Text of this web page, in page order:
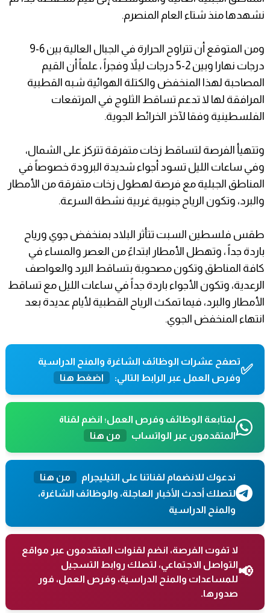
نشهدها منذ شتاء العام المنصرم.
ومن المتوقع أن تتراوح الحرارة في الجبال العالية بين 6-9
درجات نهارا وبين 2-5 درجات ليلاً وفجراً ، علماً أن القيم
المصاحبة لهذا المنخفض والكتلة الهوائية شبه القطبية
المرافقة لها لا تدعم تساقط الثلوج في المرتفعات
الفلسطينية وفقا لآخر الخرائط الجوية.
وتتهيأ الفرصة لتساقط زخات متفرقة تتركز على الشمال،
وفي ساعات الليل تسود أجواء شديدة البرودة خصوصاً في
المناطق الجبلية مع فرصة لهطول زخات متفرقة من الأمطار
والبرد، وتكون الرياح جنوبية غربية نشطة السرعة.
طقس فلسطين السبت تتأثر البلاد بمنخفض جوي ورياح
باردة جداً ، وتهطل الأمطار ابتداءً من العصر والمساء في
كافة المناطق وتكون مصحوبة بتساقط البرد والعواصف
الرعدية، وتكون الأجواء باردة جداً في ساعات الليل مع تساقط
الأمطار والبرد، فيما تمكث الرياح القطبية لأيام عديدة بعد
انتهاء المنخفض الجوي.
✅تصفح عشرات الوظائف الشاغرة والمنح الدراسية
وفرص العمل عبر الرابط التالي:
اضغط هنا
لمتابعة الوظائف وفرص العمل؛ انضم لقناة
المتقدمون عبر الواتساب
من هنا
ندعوك للانضمام لقناتنا على التيليجرام
من هنا
لتصلك أحدث الأخبار العاجلة، والوظائف الشاغرة،
والمنح الدراسية
📢
لا تفوت الفرصة، انضم لقنوات المتقدمون عبر مواقع
التواصل الاجتماعي، لتصلك روابط التسجيل
للمساعدات والمنح الدراسية، وفرص العمل، فور
صدورها.